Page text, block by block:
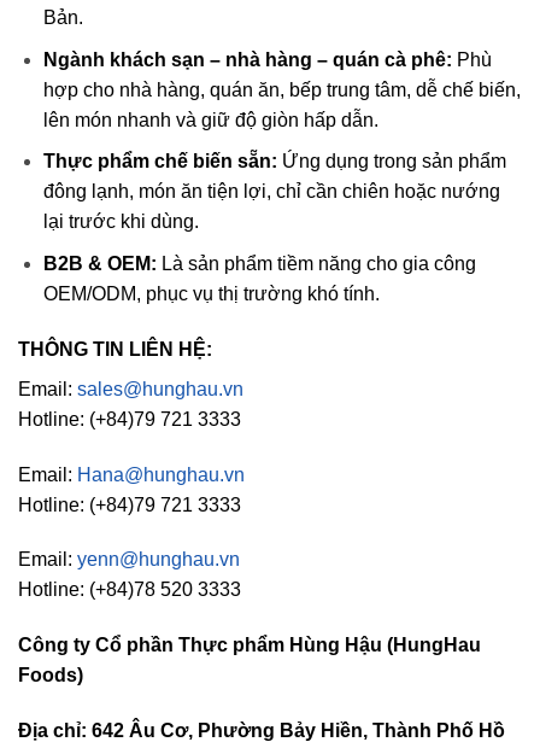
Bản.
Ngành khách sạn – nhà hàng – quán cà phê: Phù
hợp cho nhà hàng, quán ăn, bếp trung tâm, dễ chế biến,
lên món nhanh và giữ độ giòn hấp dẫn.
Thực phẩm chế biến sẵn: Ứng dụng trong sản phẩm
đông lạnh, món ăn tiện lợi, chỉ cần chiên hoặc nướng
lại trước khi dùng.
B2B & OEM: Là sản phẩm tiềm năng cho gia công
OEM/ODM, phục vụ thị trường khó tính.
THÔNG TIN LIÊN HỆ:
Email: sales@hunghau.vn
Hotline: (+84)79 721 3333
Email: Hana@hunghau.vn
Hotline: (+84)79 721 3333
Email: yenn@hunghau.vn
Hotline: (+84)78 520 3333
Công ty Cổ phần Thực phẩm Hùng Hậu (HungHau
Foods)
Địa chỉ: 642 Âu Cơ, Phường Bảy Hiền, Thành Phố Hồ